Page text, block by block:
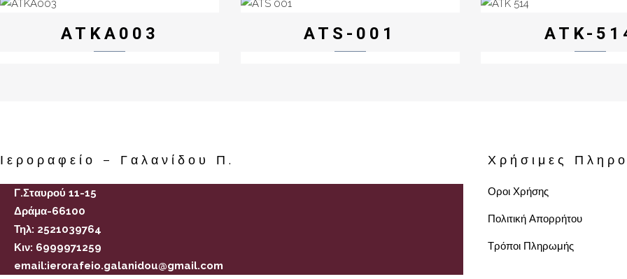
ATKA003 ATS-001 ATK-
Ιεροραφείο – Γαλανίδου Π.
Γ.Σταυρού 11-15
Δράμα-66100
Τηλ: 2521039764
Κιν: 6999971259
email:ierorafeio.galanidou@gmail.com
Χρήσιμες
Οροι Χρήσης
Πολιτική Απορρήτου
Τρόποι Πληρωμής